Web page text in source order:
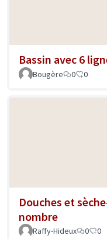
Bassin avec 6
Bougère
0 0
Douches et
nombre
Raffy-Hideux 0 0